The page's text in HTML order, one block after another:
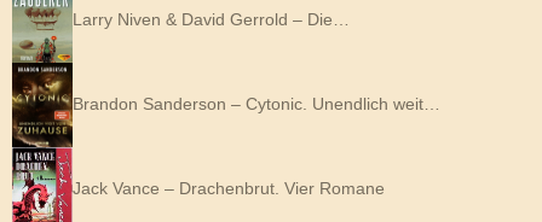
Larry Niven & David Gerrold – Die…
Brandon Sanderson – Cytonic. Unendlich weit…
Jack Vance – Drachenbrut. Vier Romane